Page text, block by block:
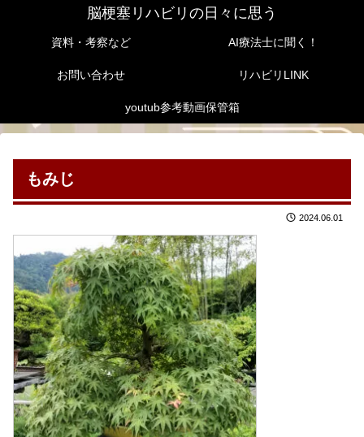
脳梗塞リハビリの日々に思う
資料・考察など AI療法士に聞く！
お問い合わせ リハビリLINK
youtub参考動画保管箱
もみじ
2024.06.01